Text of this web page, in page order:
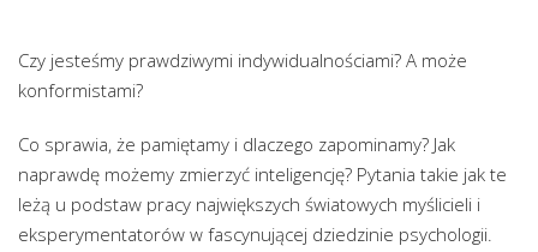
Czy jesteśmy prawdziwymi indywidualnościami? A może
konformistami?
Co sprawia, że pamiętamy i dlaczego zapominamy? Jak
naprawdę możemy zmierzyć inteligencję? Pytania takie jak te
leżą u podstaw pracy największych światowych myślicieli i
eksperymentatorów w fascynującej dziedzinie psychologii.